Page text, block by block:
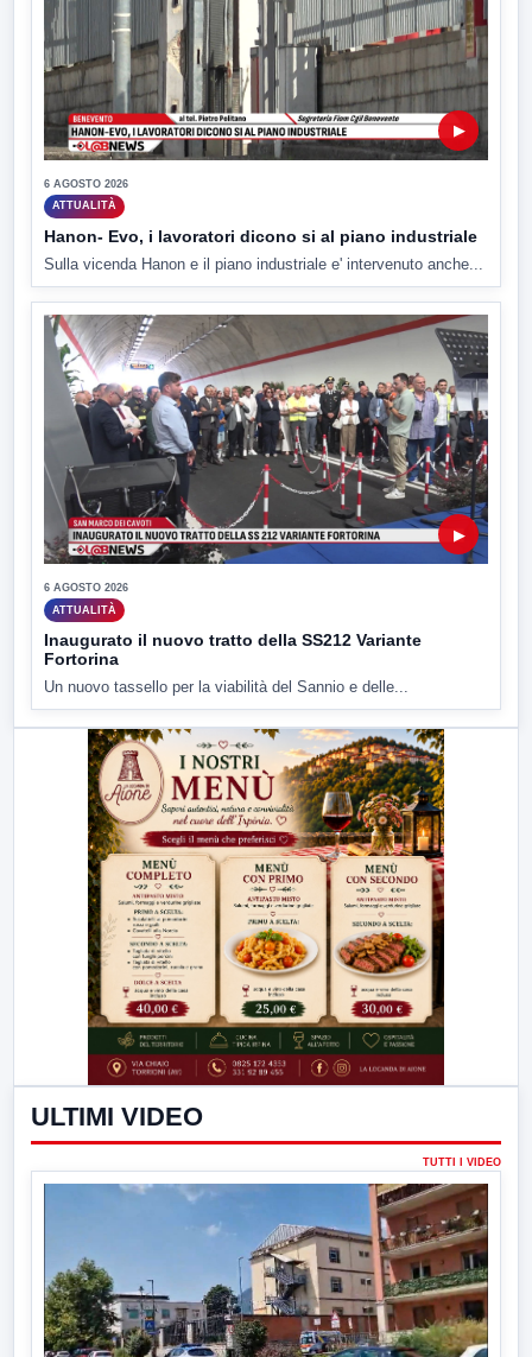
▶
6 AGOSTO 2026
ATTUALITÀ
Hanon- Evo, i lavoratori dicono si al piano industriale
Sulla vicenda Hanon e il piano industriale e' intervenuto anche...
▶
6 AGOSTO 2026
ATTUALITÀ
Inaugurato il nuovo tratto della SS212 Variante
Fortorina
Un nuovo tassello per la viabilità del Sannio e delle...
ULTIMI VIDEO
TUTTI I VIDEO